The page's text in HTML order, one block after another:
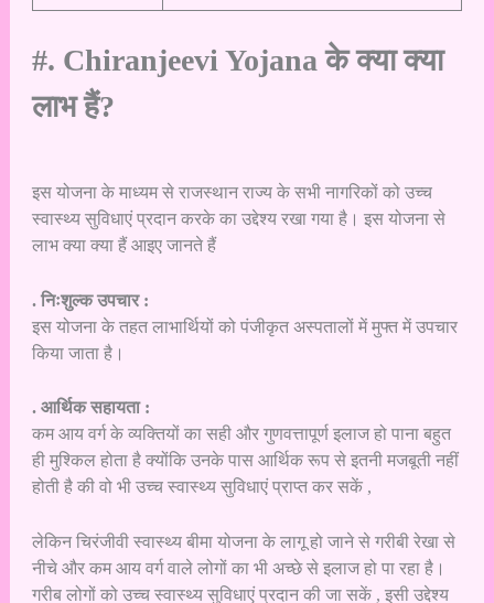
#. Chiranjeevi Yojana के क्या क्या
लाभ हैं?
इस योजना के माध्यम से राजस्थान राज्य के सभी नागरिकों को उच्च
स्वास्थ्य सुविधाएं प्रदान करके का उद्देश्य रखा गया है। इस योजना से
लाभ क्या क्या हैं आइए जानते हैं
. निःशुल्क उपचार :
इस योजना के तहत लाभार्थियों को पंजीकृत अस्पतालों में मुफ्त में उपचार
किया जाता है।
. आर्थिक सहायता :
कम आय वर्ग के व्यक्तियों का सही और गुणवत्तापूर्ण इलाज हो पाना बहुत
ही मुश्किल होता है क्योंकि उनके पास आर्थिक रूप से इतनी मजबूती नहीं
होती है की वो भी उच्च स्वास्थ्य सुविधाएं प्राप्त कर सकें ,
लेकिन चिरंजीवी स्वास्थ्य बीमा योजना के लागू हो जाने से गरीबी रेखा से
नीचे और कम आय वर्ग वाले लोगों का भी अच्छे से इलाज हो पा रहा है।
गरीब लोगों को उच्च स्वास्थ्य सुविधाएं प्रदान की जा सकें , इसी उद्देश्य